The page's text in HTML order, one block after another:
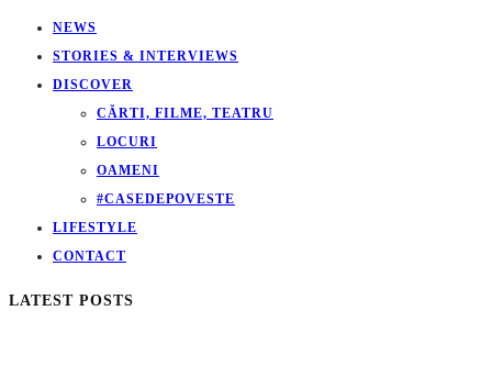
NEWS
STORIES & INTERVIEWS
DISCOVER
CĂRTI, FILME, TEATRU
LOCURI
OAMENI
#CASEDEPOVESTE
LIFESTYLE
CONTACT
LATEST POSTS